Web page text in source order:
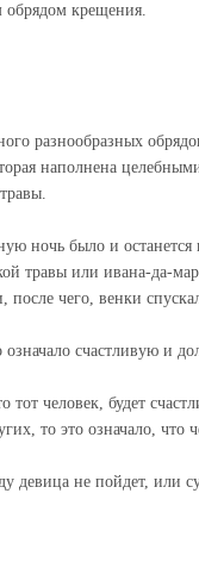
обрядом крещения.
разнообразных
наполнена
ночь было и
травы или ивана-да-
после чего, венки
означало счастливую и
человек, будет
то это означало, что
девица не пойдет, или